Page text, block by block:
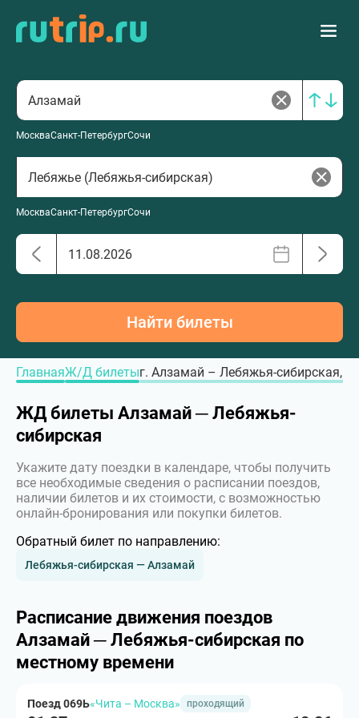
МоскваСанкт-ПетербургСочи
МоскваСанкт-ПетербургСочи
Найти билеты
ГлавнаяЖ/Д билетыг. Алзамай – Лебяжья-сибирская,
ЖД билеты Алзамай ─ Лебяжья-
сибирская
Укажите дату поездки в календаре, чтобы получить
все необходимые сведения о расписании поездов,
наличии билетов и их стоимости, с возможностью
онлайн-бронирования или покупки билетов.
Обратный билет по направлению:
Лебяжья-сибирская — Алзамай
Расписание движения поездов
Алзамай ─ Лебяжья-сибирская по
местному времени
Поезд 069Ь«Чита – Москва» проходящий